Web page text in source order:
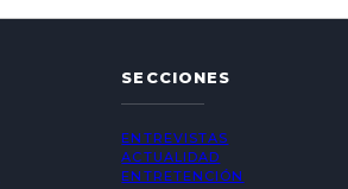
SECCIONES
ENTREVISTAS
ACTUALIDAD
ENTRETENCIÓN